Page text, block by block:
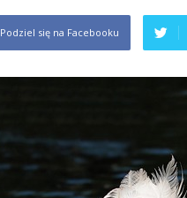
Podziel się na Facebooku